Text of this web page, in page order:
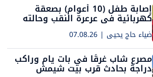
إصابة طفل (10 أعوام) بصعقة
كهربائية في عرعرة النقب وحالته
متوسطة
ضياء حاج يحيى |
07.08.26
مصرع شاب غرقًا في بات يام وراكب
دراجة بحادث قرب بيت شيمش